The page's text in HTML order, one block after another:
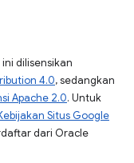
dilisensikan
4.0, sedangkan
Apache 2.0. Untuk
Situs Google
dari Oracle